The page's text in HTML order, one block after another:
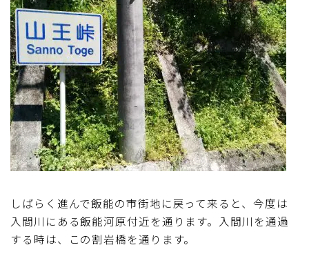
しばらく進んで飯能の市街地に戻って来ると、今度は
入間川にある飯能河原付近を通ります。入間川を通過
する時は、この割岩橋を通ります。